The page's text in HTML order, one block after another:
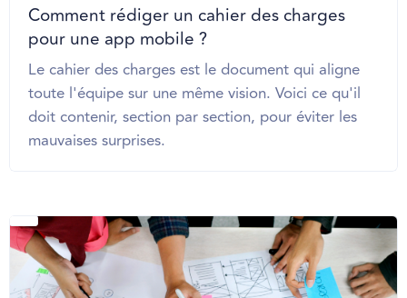
Comment rédiger un cahier des charges
pour une app mobile ?
Le cahier des charges est le document qui aligne
toute l'équipe sur une même vision. Voici ce qu'il
doit contenir, section par section, pour éviter les
mauvaises surprises.